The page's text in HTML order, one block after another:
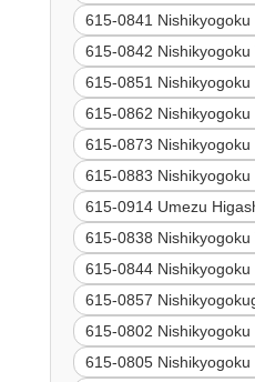
615-0841
615-0842 Nishikyogoku
615-0851 Nishikyogoku
615-0862
615-0873
615-0883
615-0914 Umezu
615-0838
615-0844
615-0857
615-0802
615-0805